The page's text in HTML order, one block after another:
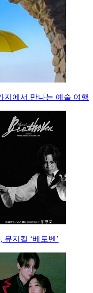
에서 만나는 예술 여행
지컬 ‘베토벤’